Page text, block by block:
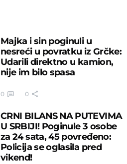
Majka i sin poginuli u
nesreći u povratku iz Grčke:
Udarili direktno u kamion,
nije im bilo spasa
0 0
CRNI BILANS NA PUTEVIMA
U SRBIJI! Poginule 3 osobe
za 24 sata, 45 povređeno:
Policija se oglasila pred
vikend!